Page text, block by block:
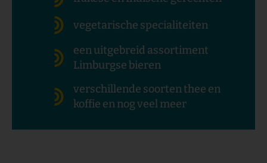
vegetarische specialiteiten
een uitgebreid assortiment
Limburgse bieren
verschillende soorten thee en
koffie en nog veel meer